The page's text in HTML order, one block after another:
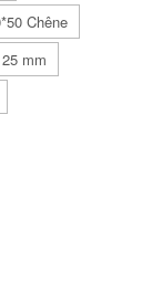
Chêne
mm